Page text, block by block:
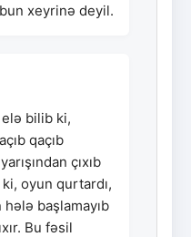
xeyrinə deyil.
bilib ki,
qaçıb
çıxıb
oyun qurtardı,
hələ başlamayıb
Bu fəsil